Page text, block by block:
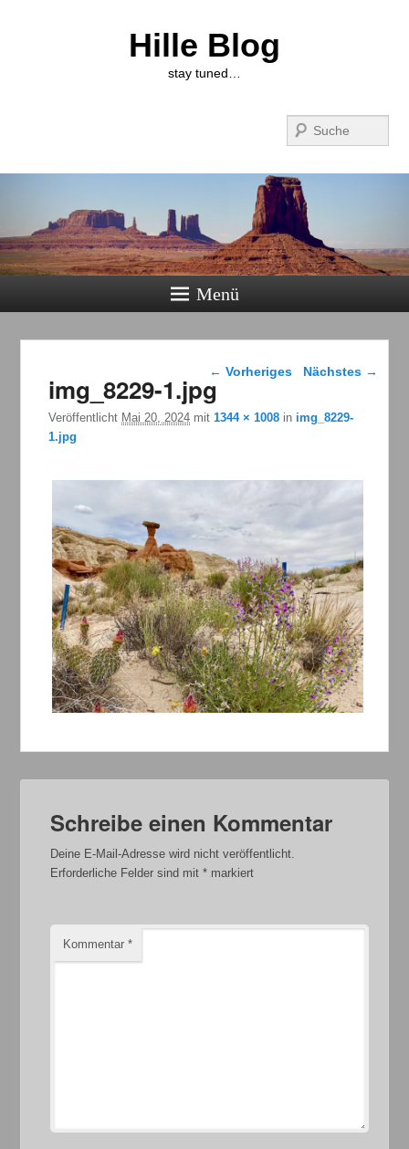
Hille Blog
stay tuned…
Menü
Bilder-Navigation
← Vorheriges Nächstes →
img_8229-1.jpg
Veröffentlicht Mai 20, 2024 mit1344 × 1008 in img_8229-
1.jpg
Schreibe einen Kommentar
Deine E-Mail-Adresse wird nicht veröffentlicht.
Erforderliche Felder sind mit* markiert
Kommentar*